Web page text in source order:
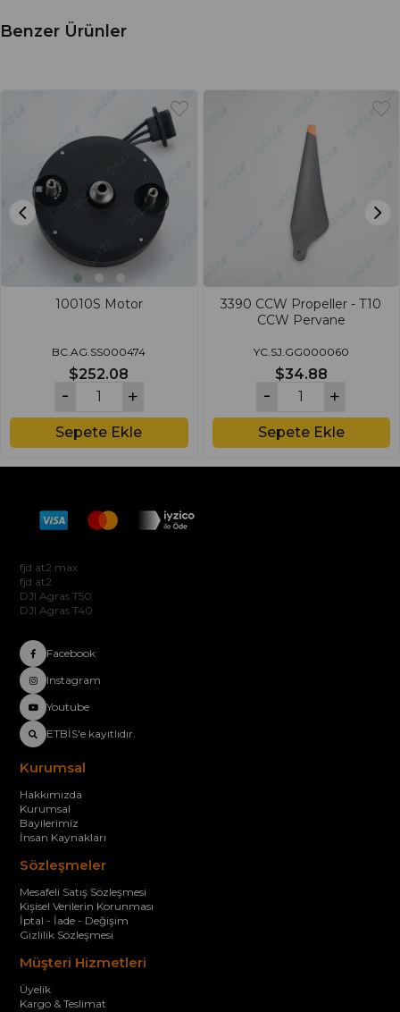
Benzer Ürünler
10010S Motor
BC.AG.SS000474
$252.08
Sepete Ekle
3390 CCW Propeller - T10
CCW Pervane
YC.SJ.GG000060
$34.88
Sepete Ekle
fjd at2 max
fjd at2
DJI Agras T50
DJI Agras T40
Facebook
Instagram
Youtube
ETBİS'e kayıtlıdır.
Kurumsal
Hakkımızda
Kurumsal
Bayilerimiz
İnsan Kaynakları
Sözleşmeler
Mesafeli Satış Sözleşmesi
Kişisel Verilerin Korunması
İptal - İade - Değişim
Gizlilik Sözleşmesi
Müşteri Hizmetleri
Üyelik
Kargo & Teslimat